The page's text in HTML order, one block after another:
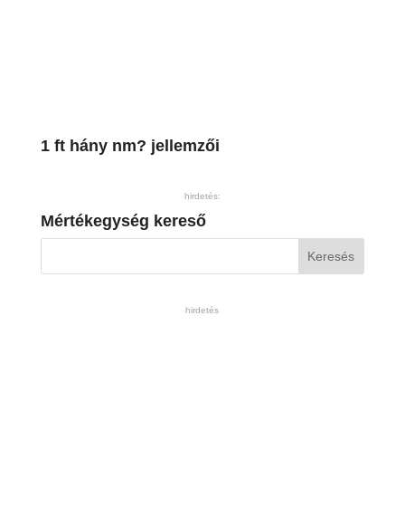
1 ft hány nm? jellemzői
hirdetés:
Mértékegység kereső
hirdetés